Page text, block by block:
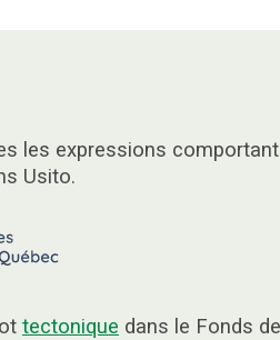
les expressions
Usito.
tectonique dans le Fonds